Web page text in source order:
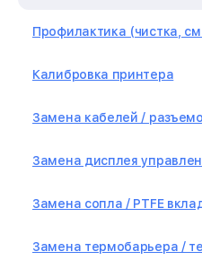
Профилактика (чистка,
Калибровка принтера
Замена кабелей /
Замена дисплея
Замена сопла / PTFE
Замена термобарьера /